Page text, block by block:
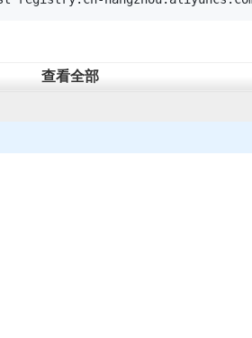
可以省略）
查看全部